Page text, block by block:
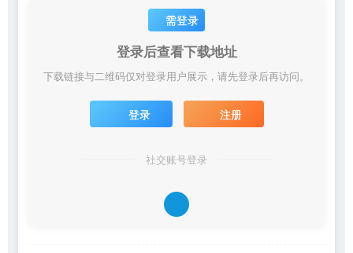
需登录
登录后查看下载地址
下载链接与二维码仅对登录用户展示，请先登录后再访问。
登录 注册
社交账号登录